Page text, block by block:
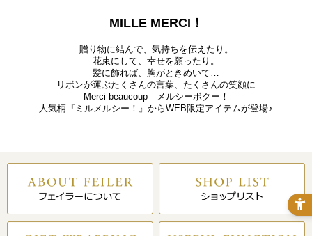
MILLE MERCI！
贈り物に結んで、気持ちを伝えたり。
花束にして、幸せを願ったり。
髪に飾れば、胸がときめいて…
リボンが運ぶたくさんの言葉、たくさんの笑顔に
Merci beaucoup メルシーボクー！
人気柄『ミルメルシー！』からWEB限定アイテムが登場♪